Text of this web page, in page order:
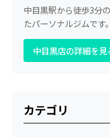
中目黒駅から徒歩3分
たパーソナルジムです。
中目黒店の詳細を見
カテゴリ